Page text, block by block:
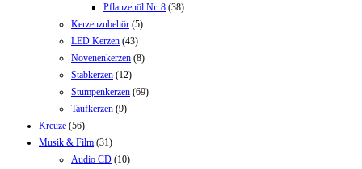
Pflanzenöl Nr. 8 (38)
Kerzenzubehör (5)
LED Kerzen (43)
Novenenkerzen (8)
Stabkerzen (12)
Stumpenkerzen (69)
Taufkerzen (9)
Kreuze (56)
Musik & Film (31)
Audio CD (10)